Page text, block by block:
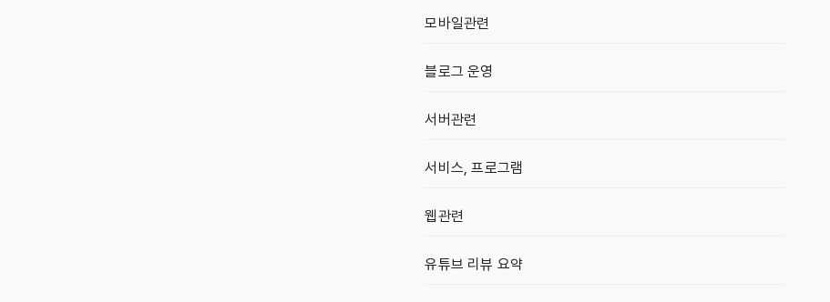
모바일관련
블로그 운영
서버관련
서비스, 프로그램
웹관련
유튜브 리뷰 요약